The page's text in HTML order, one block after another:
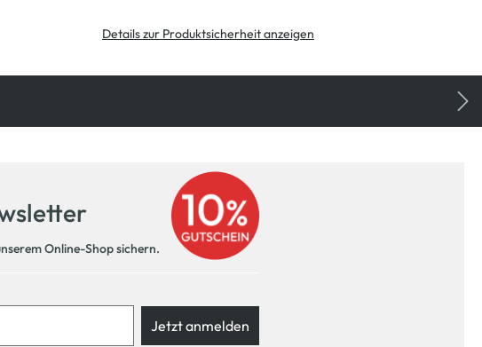
Details zur Produktsicherheit anzeigen
Online-Shop sichern.
Jetzt anmelden